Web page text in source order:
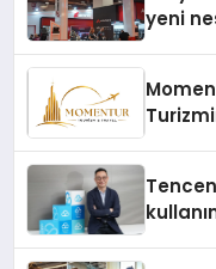
yeni